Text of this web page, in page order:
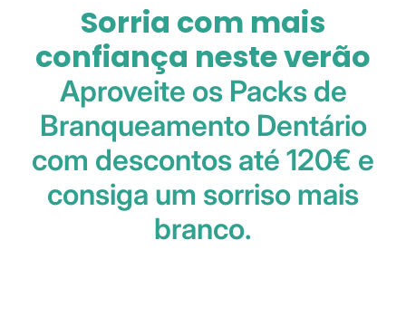
Sorria com mais
confiança neste verão
Aproveite os Packs de
Branqueamento Dentário
com descontos até 120€ e
consiga um sorriso mais
branco.